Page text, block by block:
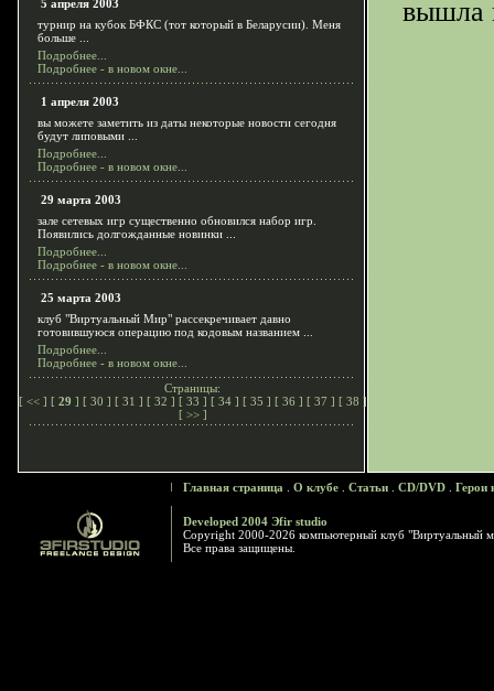
5 апреля 2003
турнир на кубок БФКС (тот который в Беларусии). Меня
больше ...
Подробнее...
Подробнее - в новом окне...
1 апреля 2003
вы можете заметить из даты некоторые новости сегодня
будут липовыми ...
Подробнее...
Подробнее - в новом окне...
29 марта 2003
зале сетевых игр существенно обновился набор игр.
Появились долгожданные новинки ...
Подробнее...
Подробнее - в новом окне...
25 марта 2003
клуб "Виртуальный Мир" рассекречивает давно
готовившуюся операцию под кодовым названием ...
Подробнее...
Подробнее - в новом окне...
Страницы:
[ << ] [ 29 ] [ 30 ] [ 31 ] [ 32 ] [ 33 ] [ 34 ] [ 35 ] [ 36 ] [ 37 ] [ 38 ]
[ >> ]
вышла
Главная страница О клубе Статьи CD/DVD Герои
Developed 2004 Эfir studio
Copyright 2000-2026 компьютерный клуб "Виртуальный
Все права защищены.